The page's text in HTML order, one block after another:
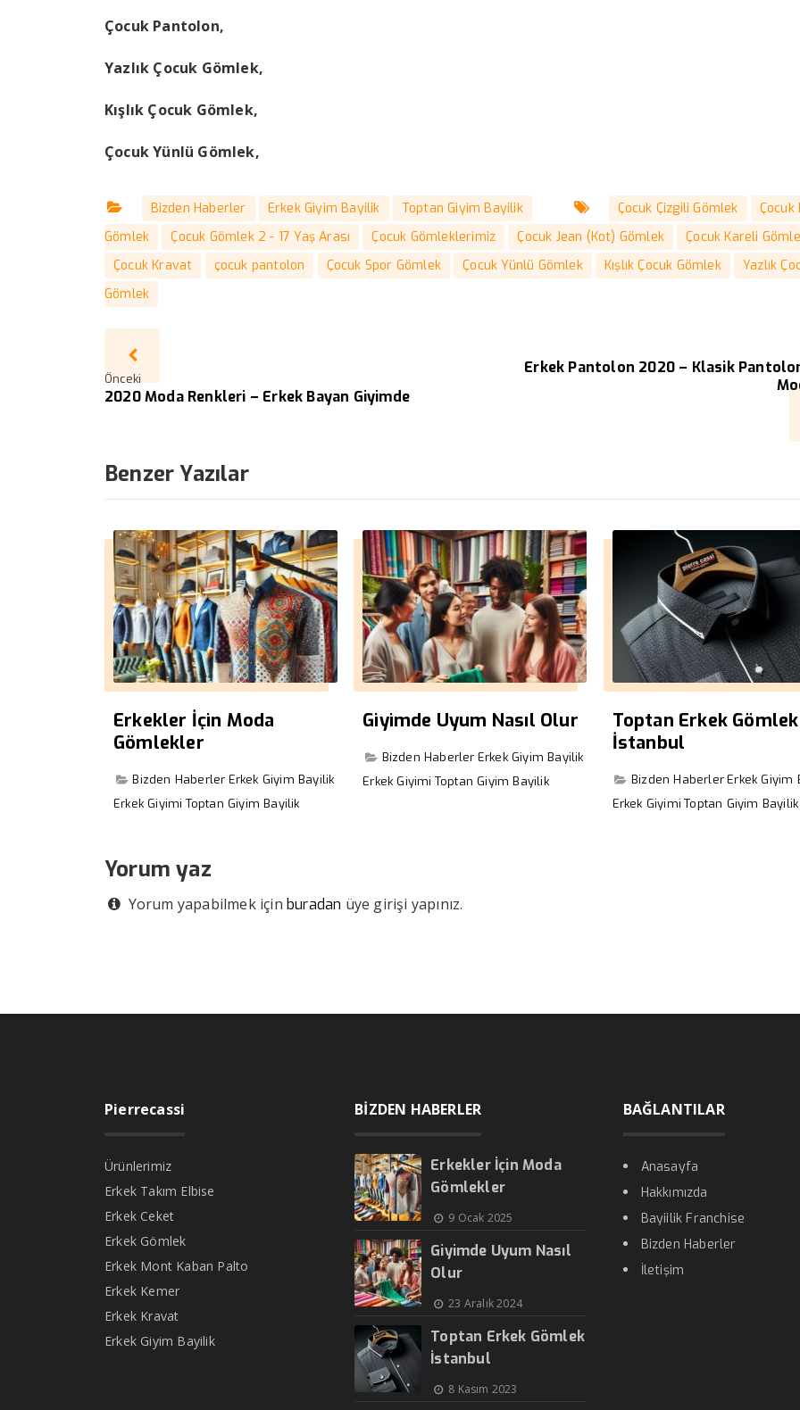
Çocuk Pantolon,
Yazlık Çocuk Gömlek,
Kışlık Çocuk Gömlek,
Çocuk Yünlü Gömlek,
Bizden Haberler Erkek Giyim Bayilik Toptan Giyim Bayilik Çocuk Çizgili Gömlek
Çocuk
Gömlek
Çocuk Gömlek 2 - 17 Yaş Arası Çocuk Gömleklerimiz Çocuk Jean (Kot) Gömlek
Çocuk Kareli
Çocuk Kravat
çocuk pantolon Çocuk Spor Gömlek Çocuk Yünlü Gömlek Kışlık Çocuk Gömlek
Yazlık
Gömlek
Önceki
2020 Moda Renkleri – Erkek Bayan Giyimde
Erkek Pantolon 2020 – Klasik
Benzer Yazılar
Erkekler İçin Moda
Gömlekler
Bizden Haberler Erkek Giyim Bayilik
Erkek Giyimi Toptan Giyim Bayilik
Giyimde Uyum Nasıl Olur
Bizden Haberler Erkek Giyim Bayilik
Erkek Giyimi Toptan Giyim Bayilik
Toptan Erkek Gömlek
İstanbul
Bizden HaberlerErkek Giyim
Erkek Giyimi Toptan Giyim Bayilik
Yorum yaz
Yorum yapabilmek için buradan üye girişi yapınız.
Pierrecassi
Ürünlerimiz
Erkek Takım Elbise
Erkek Ceket
Erkek Gömlek
Erkek Mont Kaban Palto
Erkek Kemer
Erkek Kravat
Erkek Giyim Bayilik
BİZDEN HABERLER
Erkekler İçin Moda
Gömlekler
9 Ocak 2025
Giyimde Uyum Nasıl
Olur
23 Aralık 2024
Toptan Erkek Gömlek
İstanbul
8 Kasım 2023
BAĞLANTILAR
Anasayfa
Hakkımızda
Bayiilik Franchise
Bizden Haberler
İletişim